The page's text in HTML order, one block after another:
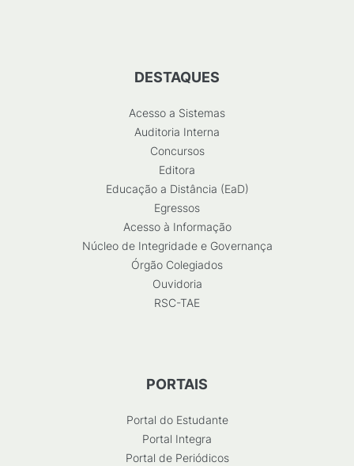
DESTAQUES
Acesso a Sistemas
Auditoria Interna
Concursos
Editora
Educação a Distância (EaD)
Egressos
Acesso à Informação
Núcleo de Integridade e Governança
Órgão Colegiados
Ouvidoria
RSC-TAE
PORTAIS
Portal do Estudante
Portal Integra
Portal de Periódicos